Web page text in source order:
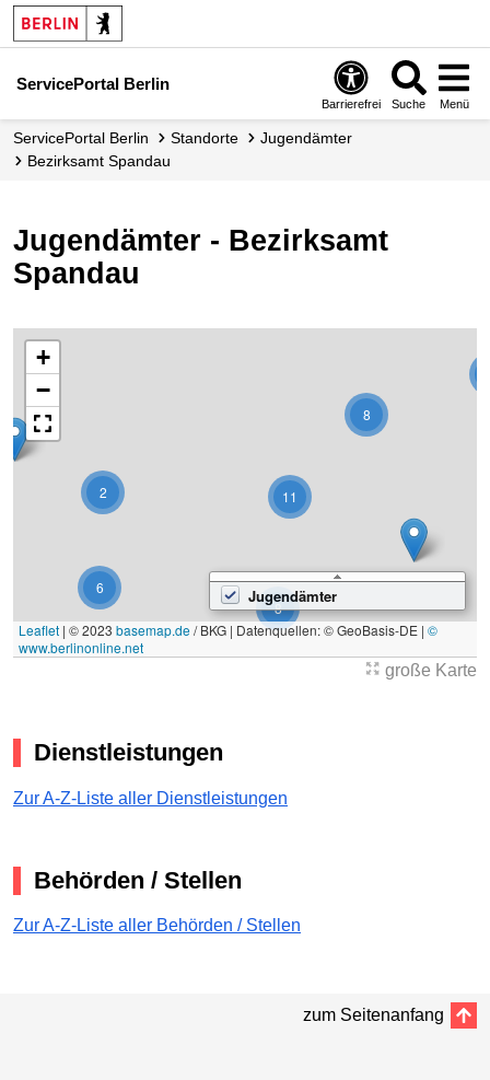
ServicePortal Berlin
Barrierefrei Suche Menü
ServicePortal Berlin Standorte
Jugendämter
Bezirksamt Spandau
Jugendämter - Bezirksamt
Spandau
8
2 11
8
6
+
−
Jugendämter
Leaflet | © 2023 basemap.de/ BKG | Datenquellen: © GeoBasis-DE | ©
www.berlinonline.net
große Karte
Dienstleistungen
Zur A-Z-Liste aller Dienstleistungen
Behörden / Stellen
Zur A-Z-Liste aller Behörden / Stellen
zum Seitenanfang